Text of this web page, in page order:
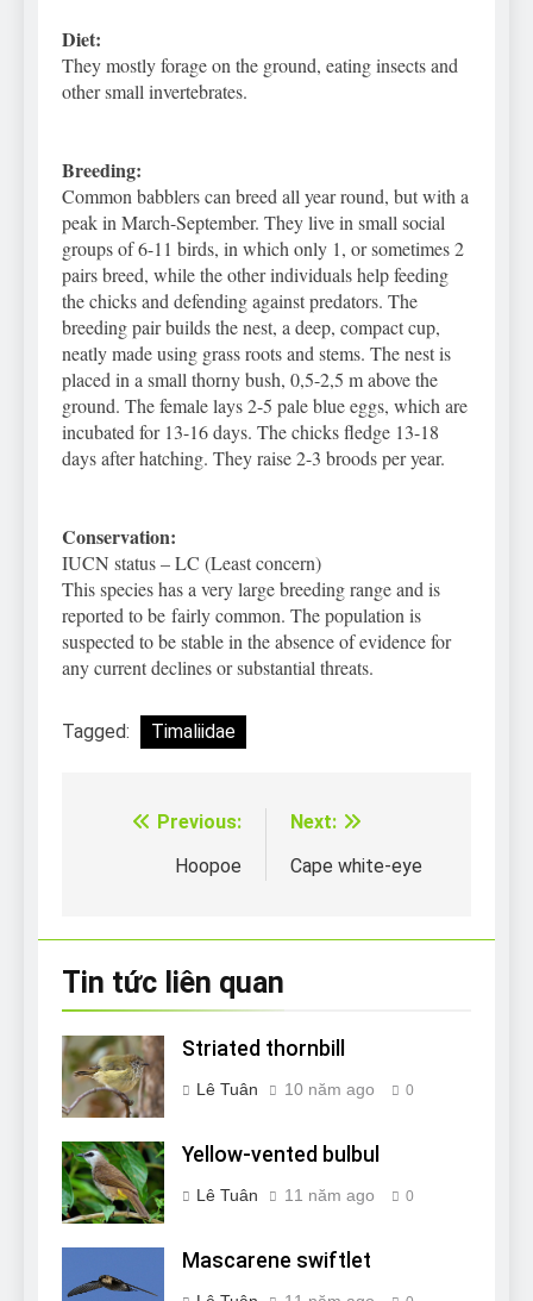
Diet:
They mostly forage on the ground, eating insects and
other small invertebrates.
Breeding:
Common babblers can breed all year round, but with a
peak in March-September. They live in small social
groups of 6-11 birds, in which only 1, or sometimes 2
pairs breed, while the other individuals help feeding
the chicks and defending against predators. The
breeding pair builds the nest, a deep, compact cup,
neatly made using grass roots and stems. The nest is
placed in a small thorny bush, 0,5-2,5 m above the
ground. The female lays 2-5 pale blue eggs, which are
incubated for 13-16 days. The chicks fledge 13-18
days after hatching. They raise 2-3 broods per year.
Conservation:
IUCN status – LC (Least concern)
This species has a very large breeding range and is
reported to be fairly common. The population is
suspected to be stable in the absence of evidence for
any current declines or substantial threats.
Tagged: Timaliidae
Điều
Previous:
Hoopoe
Next:
Cape white-eye
Tin tức liên quan
Striated thornbill
Lê Tuân 10 năm ago 0
Yellow-vented bulbul
Lê Tuân 11 năm ago 0
Mascarene swiftlet